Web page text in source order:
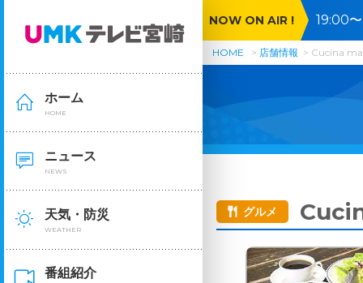
ホーム
HOME
ニュース
NEWS
天気・防災
WEATHER
番組紹介
NOW ON AIR !
19:00
間Ｓ
HOME 店舗情報 Cucina
グルメ